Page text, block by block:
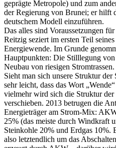
geprägte Metropole) und zum
der Regierung von Brunei; er hilft
deutschem Modell einzuführen.
Das alles sind Voraussetzungen
Reitzig seziert im ersten Teil
Energiewende. Im Grunde
Hauptpunkten: Die Stilllegung
Neubau von riesigen
Sieht man sich unsere Struktur
sehr leicht, dass das Wort
vielmehr wird sich die Struktur der
verschieben. 2013 betrugen die
Energieträger am Strom-Mix:
25% (das meiste durch Windkraft
Steinkohle 20% und Erdgas 10%.
also letztendlich um das